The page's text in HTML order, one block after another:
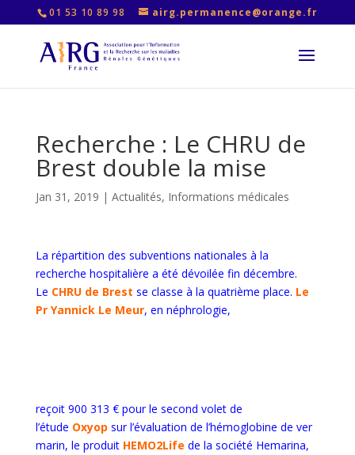
01 53 10 89 98 airg.permanence@orange.fr
Recherche : Le CHRU de
Brest double la mise
Jan 31, 2019 | Actualités, Informations médicales
La répartition des subventions nationales à la
recherche hospitalière a été dévoilée fin décembre.
Le CHRU de Brest se classe à la quatrième place. Le
Pr Yannick Le Meur, en néphrologie,
reçoit 900 313 € pour le second volet de
l’étude Oxyop sur l’évaluation de l’hémoglobine de ver
marin, le produit HEMO2Life de la société Hemarina,